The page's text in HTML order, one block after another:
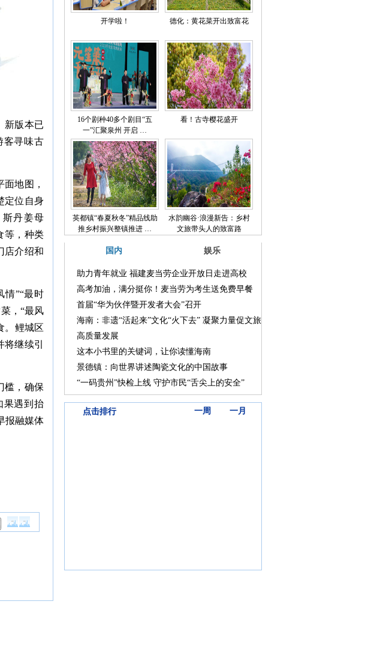
新版本已
客寻味古
地图，
定位自身
丹姜母
等，种类
店介绍和
情”“最时
，“最风
。鲤城区
继续引
槛，确保
果遇到抬
报融媒体
开学啦！ 德化：黄花菜开出致富花
16个剧种40多个剧目“五
一”汇聚泉州 开启 …
看！古寺樱花盛开
英都镇“春夏秋冬”精品线助
推乡村振兴整镇推进 …
水韵幽谷·浪漫新告：乡村
文旅带头人的致富路
国内 娱乐
助力青年就业 福建麦当劳企业开放日走进高校
高考加油，满分挺你！麦当劳为考生送免费早餐
首届“华为伙伴暨开发者大会”召开
海南：非遗“活起来”文化“火下去” 凝聚力量促文旅
高质量发展
这本小书里的关键词，让你读懂海南
景德镇：向世界讲述陶瓷文化的中国故事
“一码贵州”快检上线 守护市民“舌尖上的安全”
点击排行 一周 一月